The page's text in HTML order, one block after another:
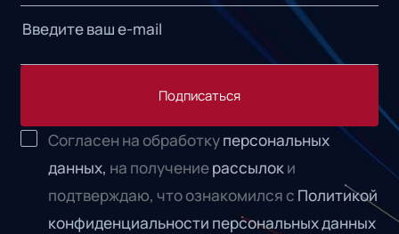
Подписаться
Согласен на обработкуперсональных
данных, на получениерассылоки
подтверждаю, что ознакомился с Политикой
конфиденциальности персональных данных